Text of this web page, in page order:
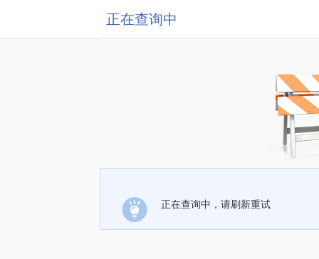
正在查询中
正在查询中，请刷新重试